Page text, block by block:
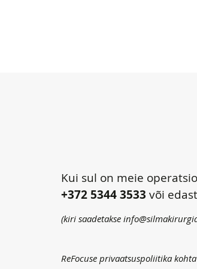
Kui sul on meie
+372 5344 3533 või
(kiri saadetakse
ReFocuse privaatsuspoliitika